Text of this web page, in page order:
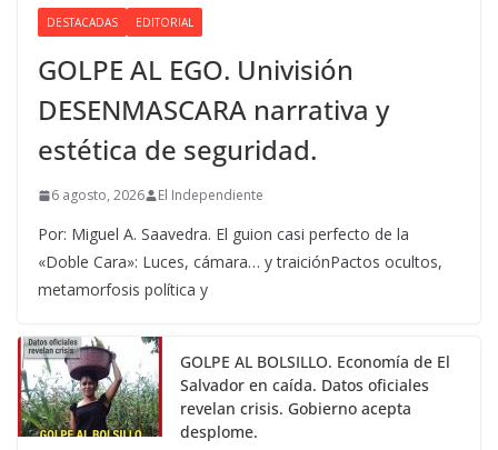
DESTACADAS EDITORIAL
GOLPE AL EGO. Univisión
DESENMASCARA narrativa y
estética de seguridad.
6 agosto, 2026 El Independiente
Por: Miguel A. Saavedra. El guion casi perfecto de la
«Doble Cara»: Luces, cámara… y traiciónPactos ocultos,
metamorfosis política y
GOLPE AL BOLSILLO. Economía de El
Salvador en caída. Datos oficiales
revelan crisis. Gobierno acepta
desplome.